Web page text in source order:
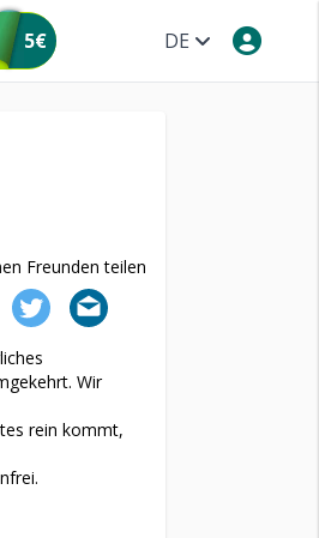
DE
5€
Freunden teilen
Wir
rein kommt,